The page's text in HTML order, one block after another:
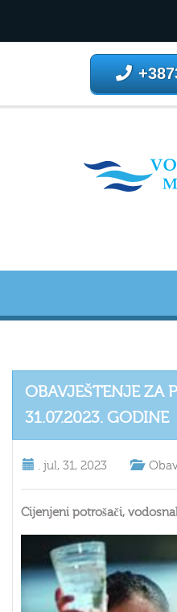
OBAVJEŠTENJE ZA
31.07.2023. GODINE
. jul, 31, 2023
Cijenjeni potrošači,